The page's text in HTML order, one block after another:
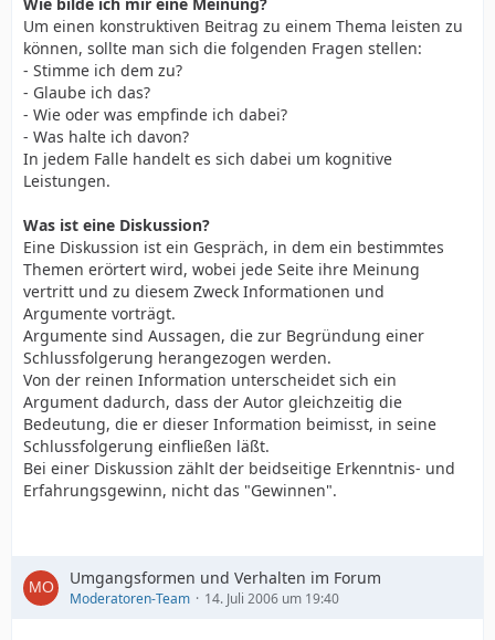
Um einen konstruktiven Beitrag zu einem Thema leisten zu
können, sollte man sich die folgenden Fragen stellen:
- Stimme ich dem zu?
- Glaube ich das?
- Wie oder was empfinde ich dabei?
- Was halte ich davon?
In jedem Falle handelt es sich dabei um kognitive
Leistungen.
Was ist eine Diskussion?
Eine Diskussion ist ein Gespräch, in dem ein bestimmtes
Themen erörtert wird, wobei jede Seite ihre Meinung
vertritt und zu diesem Zweck Informationen und
Argumente vorträgt.
Argumente sind Aussagen, die zur Begründung einer
Schlussfolgerung herangezogen werden.
Von der reinen Information unterscheidet sich ein
Argument dadurch, dass der Autor gleichzeitig die
Bedeutung, die er dieser Information beimisst, in seine
Schlussfolgerung einfließen läßt.
Bei einer Diskussion zählt der beidseitige Erkenntnis- und
Erfahrungsgewinn, nicht das "Gewinnen".
Umgangsformen und Verhalten im Forum
Moderatoren-Team 14. Juli 2006 um 19:40